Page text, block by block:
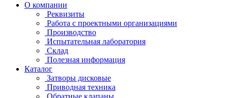
О компании
Реквизиты
Работа с проектными организациями
Производство
Испытательная лаборатория
Склад
Полезная информация
Каталог
Затворы дисковые
Приводная техника
Обратные клапаны